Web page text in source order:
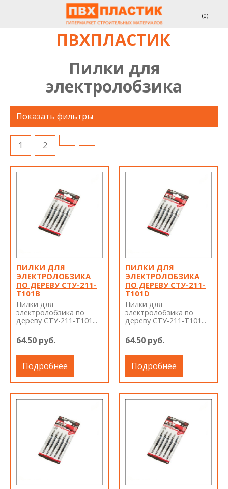
(0)
ПВХПЛАСТИК
Пилки для
электролобзика
Показать фильтры
1 2
ПИЛКИ ДЛЯ
ЭЛЕКТРОЛОБЗИКА
ПО ДЕРЕВУ СТУ-211-
Т101B
Пилки для
электролобзика по
дереву СТУ-211-Т101...
64.50 руб.
Подробнее
ПИЛКИ ДЛЯ
ЭЛЕКТРОЛОБЗИКА
ПО ДЕРЕВУ СТУ-211-
Т101D
Пилки для
электролобзика по
дереву СТУ-211-Т101...
64.50 руб.
Подробнее